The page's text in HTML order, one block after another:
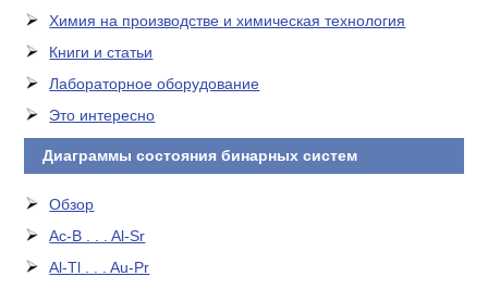
Химия на производстве и химическая технология
Книги и статьи
Лабораторное оборудование
Это интересно
Диаграммы состояния бинарных систем
Обзор
Ac-B . . . Al-Sr
Al-Tl . . . Au-Pr